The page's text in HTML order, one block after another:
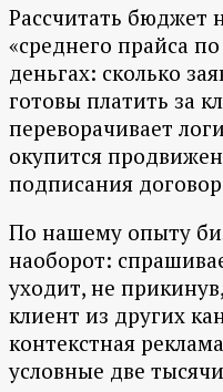
Рассчитать бюджет
«среднего прайса
деньгах: сколько
готовы платить за
переворачивает
окупится
подписания
По нашему опыту
наоборот:
уходит, не
клиент из других
контекстная
условные две